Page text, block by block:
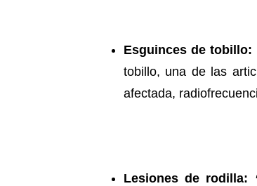
Esguinces de tobillo:
tobillo, una de las
afectada,
Lesiones de rodilla: